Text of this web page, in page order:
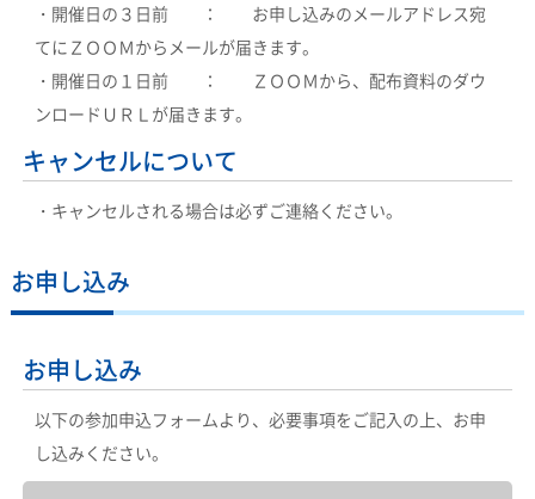
・開催日の３日前 ： お申し込みのメールアドレス宛
てにＺＯＯＭからメールが届きます。
・開催日の１日前 ： ＺＯＯＭから、配布資料のダウ
ンロードＵＲＬが届きます。
キャンセルについて
・キャンセルされる場合は必ずご連絡ください。
お申し込み
お申し込み
以下の参加申込フォームより、必要事項をご記入の上、お申
し込みください。